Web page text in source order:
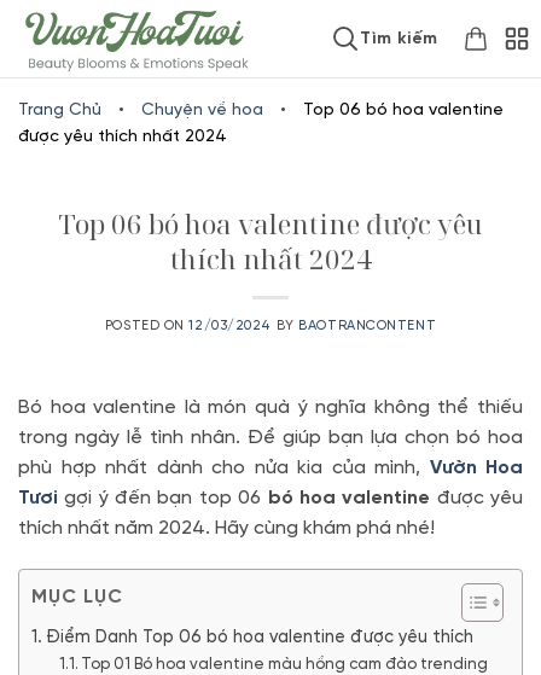
www.vuonhoatuoi.vnSkip
to
content
Tìm kiếm
Trang Chủ • Chuyện về hoa •
Top 06 bó hoa valentine
được yêu thích nhất 2024
Top 06 bó hoa valentine được yêu
thích nhất 2024
POSTED ON12/03/2024 BY BAOTRANCONTENT
Bó hoa valentine là món quà ý nghĩa không thể thiếu
trong ngày lễ tình nhân. Để giúp bạn lựa chọn bó hoa
phù hợp nhất dành cho nửa kia của mình, Vườn Hoa
Tươigợi ý đến bạn top 06 bó hoa valentine được yêu
thích nhất năm 2024. Hãy cùng khám phá nhé!
MỤC LỤC
Điểm Danh Top 06 bó hoa valentine được yêu thích
Top 01 Bó hoa valentine màu hồng cam đào trending